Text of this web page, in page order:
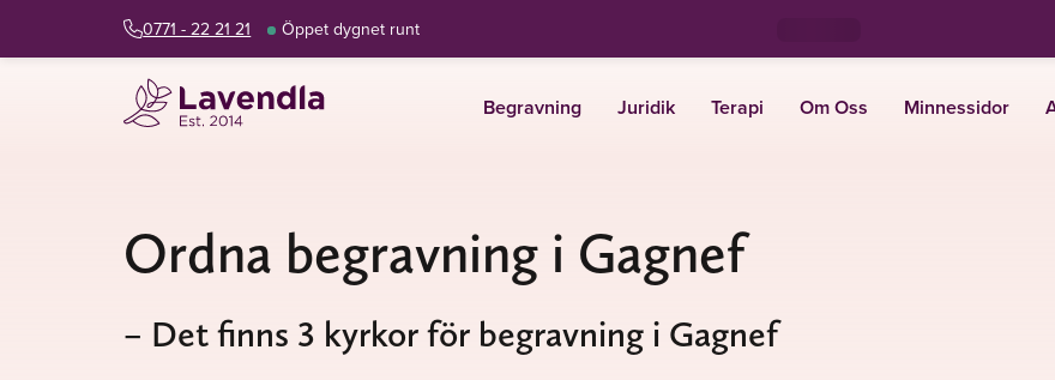
0771 - 22 21 21 Öppet dygnet runt
Begravning Juridik Terapi Om Oss Minnessidor
Ordna begravning i Gagnef
– Det finns 3 kyrkor för begravning i Gagnef